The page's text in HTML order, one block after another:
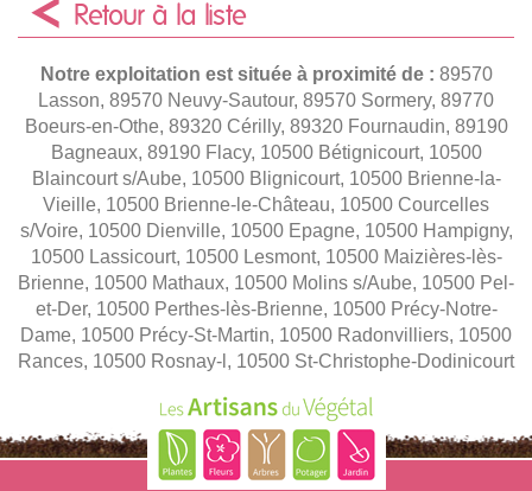
Retour à la liste
Notre exploitation est située à proximité de : 89570
Lasson, 89570 Neuvy-Sautour, 89570 Sormery, 89770
Boeurs-en-Othe, 89320 Cérilly, 89320 Fournaudin, 89190
Bagneaux, 89190 Flacy, 10500 Bétignicourt, 10500
Blaincourt s/Aube, 10500 Blignicourt, 10500 Brienne-la-
Vieille, 10500 Brienne-le-Château, 10500 Courcelles
s/Voire, 10500 Dienville, 10500 Epagne, 10500 Hampigny,
10500 Lassicourt, 10500 Lesmont, 10500 Maizières-lès-
Brienne, 10500 Mathaux, 10500 Molins s/Aube, 10500 Pel-
et-Der, 10500 Perthes-lès-Brienne, 10500 Précy-Notre-
Dame, 10500 Précy-St-Martin, 10500 Radonvilliers, 10500
Rances, 10500 Rosnay-l, 10500 St-Christophe-Dodinicourt